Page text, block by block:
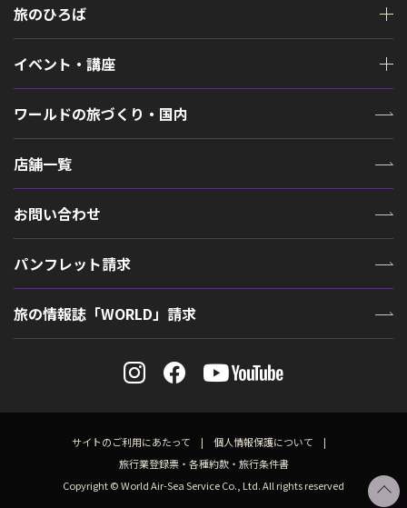
旅のひろば
イベント・講座
ワールドの旅づくり・国内
店舗一覧
お問い合わせ
パンフレット請求
旅の情報誌「WORLD」請求
サイトのご利用にあたって
個人情報保護について
旅行業登録票・各種約款・旅行条件書
Copyright © World Air-Sea Service Co., Ltd. All rights reserved